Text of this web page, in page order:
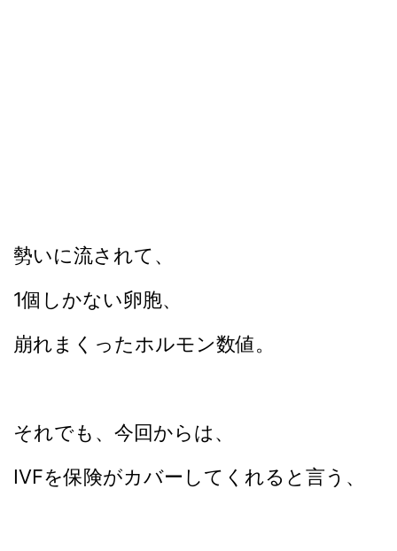
勢いに流されて、
1個しかない卵胞、
崩れまくったホルモン数値。
それでも、今回からは、
IVFを保険がカバーしてくれると言う、